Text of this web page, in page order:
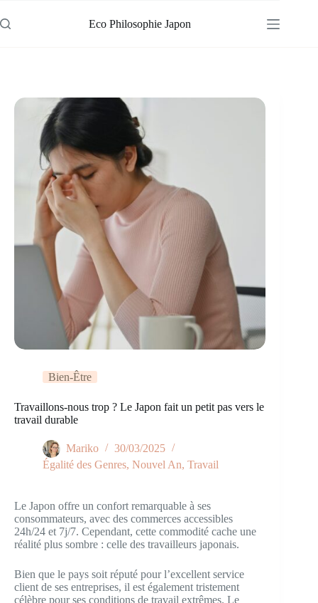
au
contenu
Eco Philosophie Japon
Bien-Être
Travaillons-nous trop ? Le Japon fait un petit pas vers le
travail durable
Mariko
30/03/2025
Égalité des Genres, Nouvel An, Travail
Le Japon offre un confort remarquable à ses
consommateurs, avec des commerces accessibles
24h/24 et 7j/7. Cependant, cette commodité cache une
réalité plus sombre : celle des travailleurs japonais.
Bien que le pays soit réputé pour l’excellent service
client de ses entreprises, il est également tristement
célèbre pour ses conditions de travail extrêmes. Le